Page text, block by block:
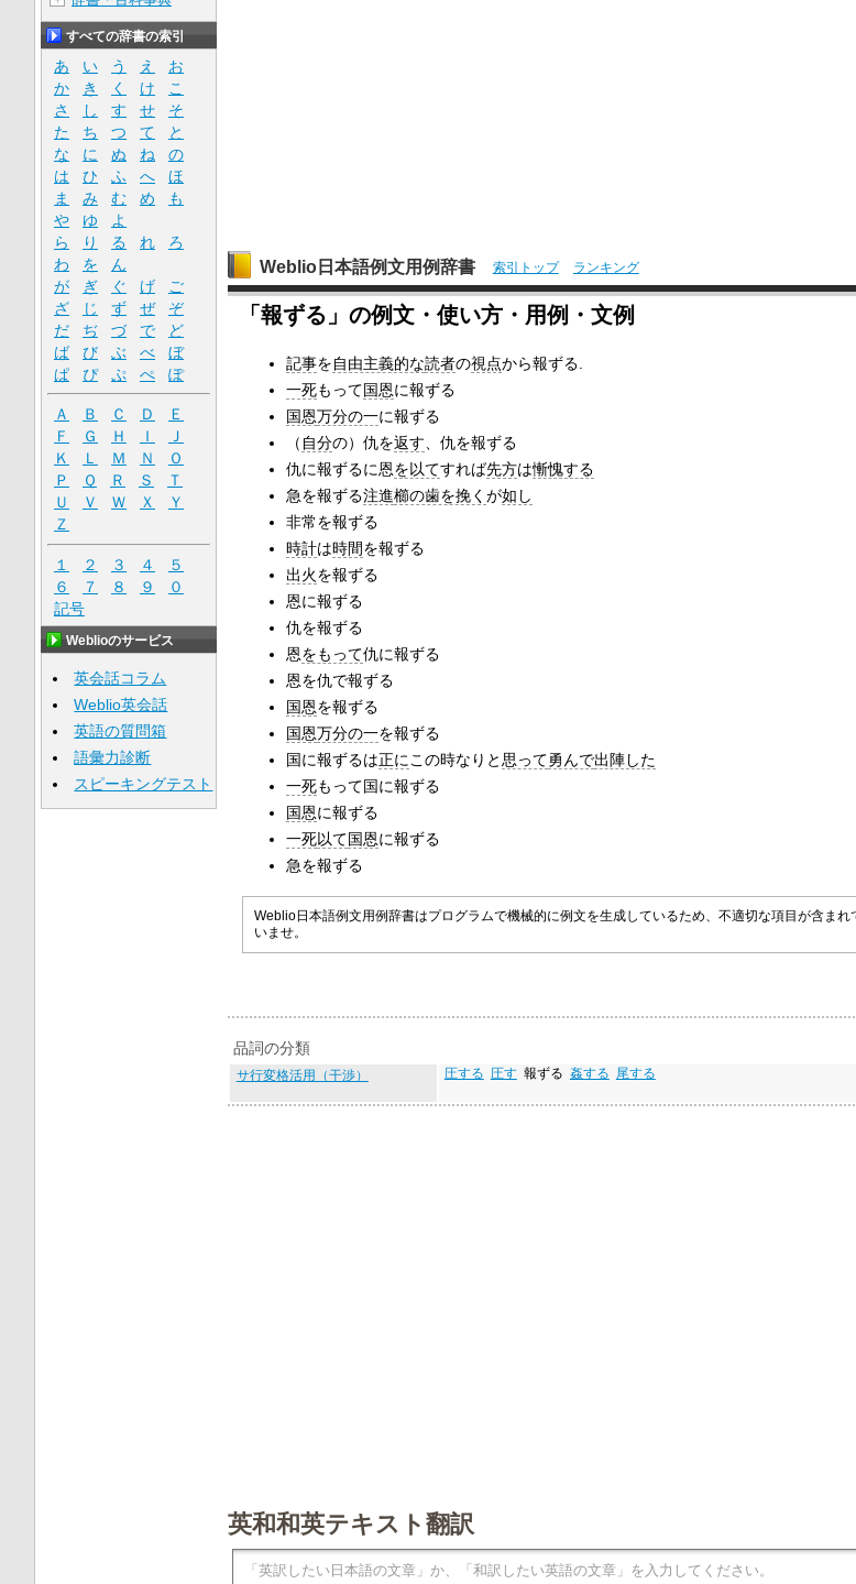
Weblio日本語例文用例辞書 索引トップ ランキング
「報ずる」の例文・使い方・用例・文例
記事を自由主義的な読者の視点から報ずる.
一死もって国恩に報ずる
国恩万分の一に報ずる
（ 自分の）仇を返す 、仇を報ずる
仇に報ずるに恩を以てすれば先方は慚愧する
急を報ずる注進櫛の歯を挽く が如し
非常を報ずる
時計は時間を報ずる
出火を報ずる
恩に報ずる
仇を報ずる
恩をもって仇に報ずる
恩を仇で報ずる
国恩を報ずる
国恩万分の一を報ずる
国に報ずるは正に この時なりと 思って勇んで出陣した
一死もって国に報ずる
国恩に報ずる
一死以て国恩に報ずる
急を報ずる
Weblio日本語例文用例辞書はプログラムで機械的に例文を生成しているため、不適切な項目が含まれ
いませ。
品詞の分類
サ行変格活用（干渉） 圧する 圧す報ずる 姦する
尾する
英和和英テキスト翻訳
すべての辞書の索引
あ い う え
お
か
き く け
こ
さ
し す せ
そ
た
ち つ て
と
な
に ぬ ね
の
は
ひ ふ へ
ほ
ま
み む め
も
や
ゆ
よ
ら
り る れ
ろ
わ
を
ん
が
ぎ ぐ げ
ご
ざ
じ ず ぜ
ぞ
だ
ぢ づ で
ど
ば
び ぶ べ
ぼ
ぱ
ぴ ぷ ぺ ぽ
Ａ Ｂ Ｃ Ｄ
Ｅ
Ｆ
Ｇ Ｈ Ｉ
Ｊ
Ｋ
Ｌ Ｍ Ｎ
Ｏ
Ｐ
Ｑ Ｒ Ｓ
Ｔ
Ｕ
Ｖ Ｗ Ｘ
Ｙ
Ｚ
１ ２ ３ ４
５
６
７ ８ ９
０
記号
Weblioのサービス
英会話コラム
Weblio英会話
英語の質問箱
語彙力診断
スピーキングテスト